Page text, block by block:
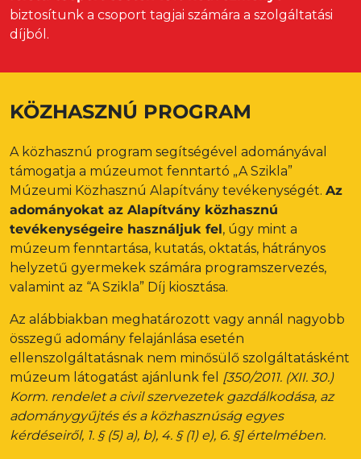
biztosítunk a csoport tagjai számára a szolgáltatási
díjból.
KÖZHASZNÚ PROGRAM
A közhasznú program segítségével adományával
támogatja a múzeumot fenntartó „A Szikla”
Múzeumi Közhasznú Alapítvány tevékenységét. Az
adományokat az Alapítvány közhasznú
tevékenységeire használjuk fel, úgy mint a
múzeum fenntartása, kutatás, oktatás, hátrányos
helyzetű gyermekek számára programszervezés,
valamint az “A Szikla” Díj kiosztása.
Az alábbiakban meghatározott vagy annál nagyobb
összegű adomány felajánlása esetén
ellenszolgáltatásnak nem minősülő szolgáltatásként
múzeum látogatást ajánlunk fel
[350/2011. (XII. 30.)
Korm. rendelet a civil szervezetek gazdálkodása, az
adománygyűjtés és a közhasznúság egyes
kérdéseiről, 1. § (5) a), b), 4. § (1) e), 6. §] értelmében.